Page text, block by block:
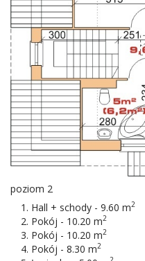
poziom 2
Hall + schody - 9.60 m2
Pokój - 10.20 m2
Pokój - 10.20 m2
Pokój - 8.30 m2